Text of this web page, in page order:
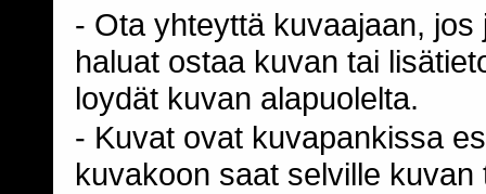
- Ota yhteyttä kuvaajaan,
haluat ostaa kuvan tai
loydät kuvan alapuolelta.
- Kuvat ovat kuvapankissa
kuvakoon saat selville